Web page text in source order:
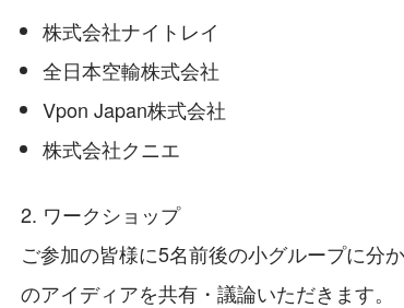
株式会社ナイトレイ
全日本空輸株式会社
Vpon Japan株式会社
株式会社クニエ
2. ワークショップ
ご参加の皆様に5名前後の小グループに分
のアイディアを共有・議論いただきます。